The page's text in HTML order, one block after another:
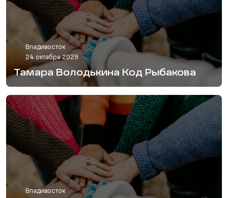
Владивосток
24 октября 2029
Тамара Володькина Код Рыбакова
Владивосток